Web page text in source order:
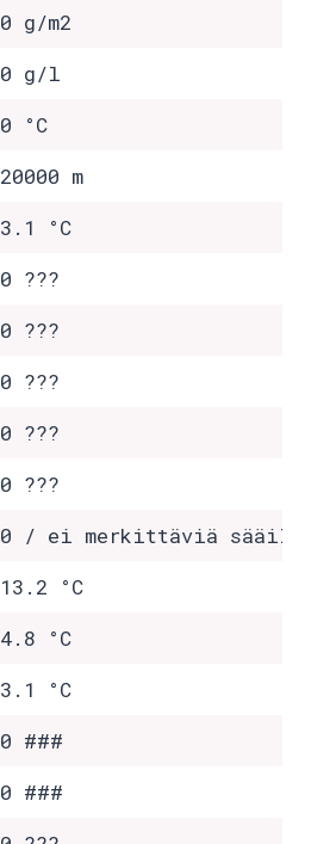
0 g/m2
0 g/l
0 °C
20000 m
3.1 °C
0 ???
0 ???
0 ???
0 ???
0 ???
0 / ei merkittäviä
13.2 °C
4.8 °C
3.1 °C
0 ###
0 ###